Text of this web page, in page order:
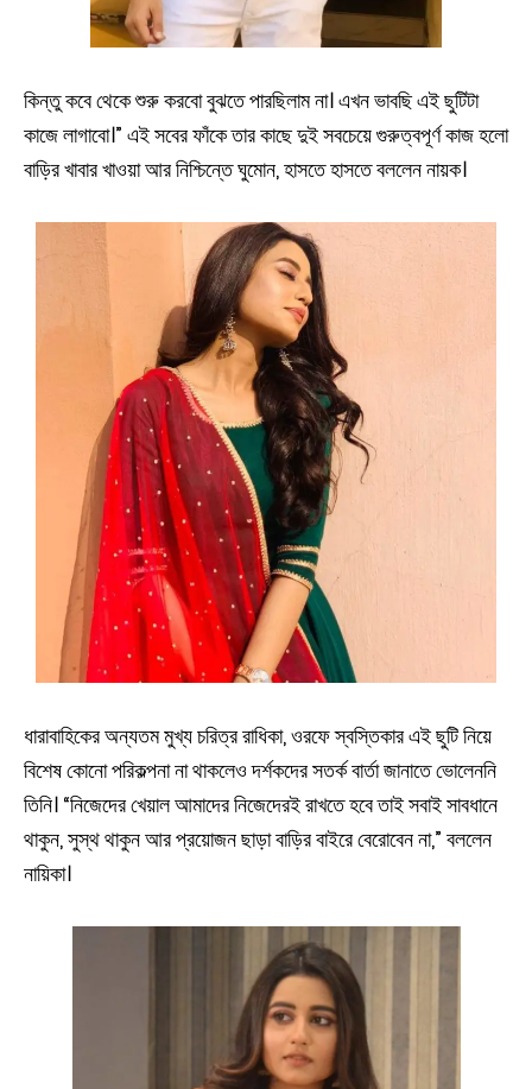
কিন্তু কবে থেকে শুরু করবো বুঝতে পারছিলাম না। এখন ভাবছি এই ছুটিটা
কাজে লাগাবো।” এই সবের ফাঁকে তার কাছে দুই সবচেয়ে গুরুত্বপূর্ণ কাজ হলো
বাড়ির খাবার খাওয়া আর নিশ্চিন্তে ঘুমোন, হাসতে হাসতে বললেন নায়ক।
ধারাবাহিকের অন্যতম মুখ্য চরিত্র রাধিকা, ওরফে স্বস্তিকার এই ছুটি নিয়ে
বিশেষ কোনো পরিকল্পনা না থাকলেও দর্শকদের সতর্ক বার্তা জানাতে ভোলেননি
তিনি। “নিজেদের খেয়াল আমাদের নিজেদেরই রাখতে হবে তাই সবাই সাবধানে
থাকুন, সুস্থ থাকুন আর প্রয়োজন ছাড়া বাড়ির বাইরে বেরোবেন না,” বললেন
নায়িকা।